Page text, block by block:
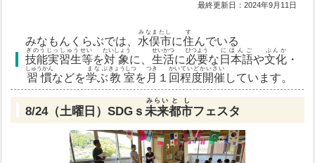
最終更新日：2024年9月11日
みなもんくらぶでは、水俣市
みなまたし
に住
す
んでいる
技能実習生等
ぎのうじっしゅうせい
を対象
たいしょう
に、生活
せいかつ
に必要
ひつよう
な 日本語
にほんご
や文化
ぶんか
・
習慣
しゅうかん
などを学ぶ
まなぶ
教室
きょうしつ
を月
つき
１ 回
かい
程度開催
ていどかいさい
しています。
8/24（土曜日）SDGｓ未来
みらい
都市
とし
フェスタ